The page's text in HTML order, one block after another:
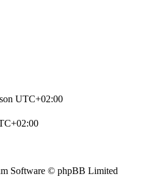
UTC+02:00
Software © phpBB Limited